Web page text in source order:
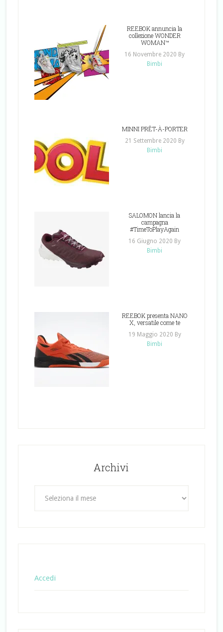
REEBOK annuncia la
collezione WONDER
WOMAN™
16 Novembre 2020 By
Bimbi
MINNI PRÊT-À-PORTER
21 Settembre 2020 By
Bimbi
SALOMON lancia la
campagna
#TimeToPlayAgain
16 Giugno 2020 By
Bimbi
REEBOK presenta NANO
X, versatile come te
19 Maggio 2020 By
Bimbi
Archivi
Accedi